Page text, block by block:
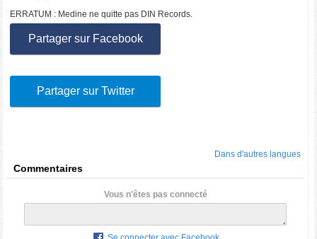
ERRATUM : Medine ne quitte pas DIN Records.
Partager sur Facebook
Partager sur Twitter
Dans d'autres langues
Commentaires
Vous n'êtes pas connecté